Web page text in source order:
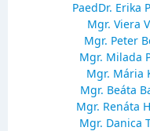
PaedDr. Erika
Mgr. Viera
Mgr. Peter
Mgr. Milada
Mgr. Mária
Mgr. Beáta
Mgr. Renáta
Mgr. Danica